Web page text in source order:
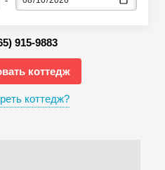
915-9883
коттедж
коттедж?